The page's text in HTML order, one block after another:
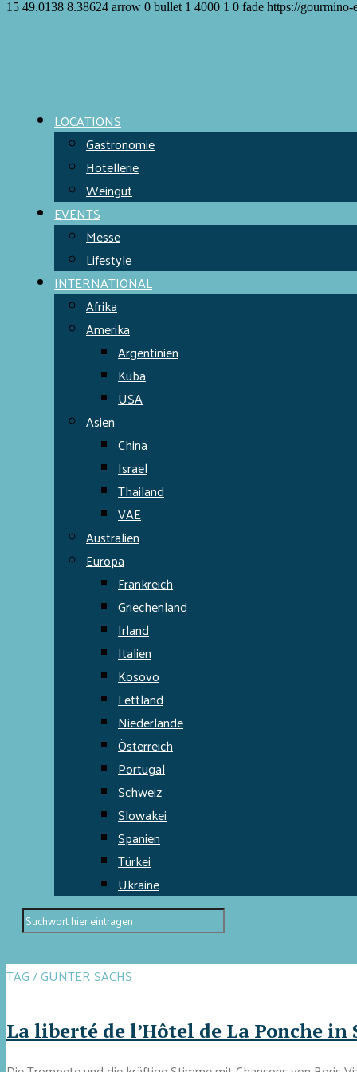
15 49.0138 8.38624 arrow 0 bullet 1 4000 1 0 fade https://gourmino-
LOCATIONS
Gastronomie
Hotellerie
Weingut
EVENTS
Messe
Lifestyle
INTERNATIONAL
Afrika
Amerika
Argentinien
Kuba
USA
Asien
China
Israel
Thailand
VAE
Australien
Europa
Frankreich
Griechenland
Irland
Italien
Kosovo
Lettland
Niederlande
Österreich
Portugal
Schweiz
Slowakei
Spanien
Türkei
Ukraine
TAG / GUNTER SACHS
La liberté de l’Hôtel de La Ponche in